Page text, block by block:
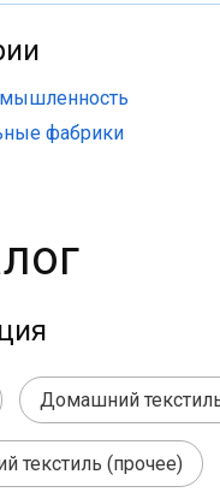
фабрики
Домашний
текстиль (прочее)